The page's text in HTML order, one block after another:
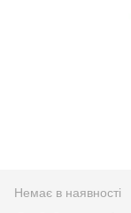
Немає в наявності